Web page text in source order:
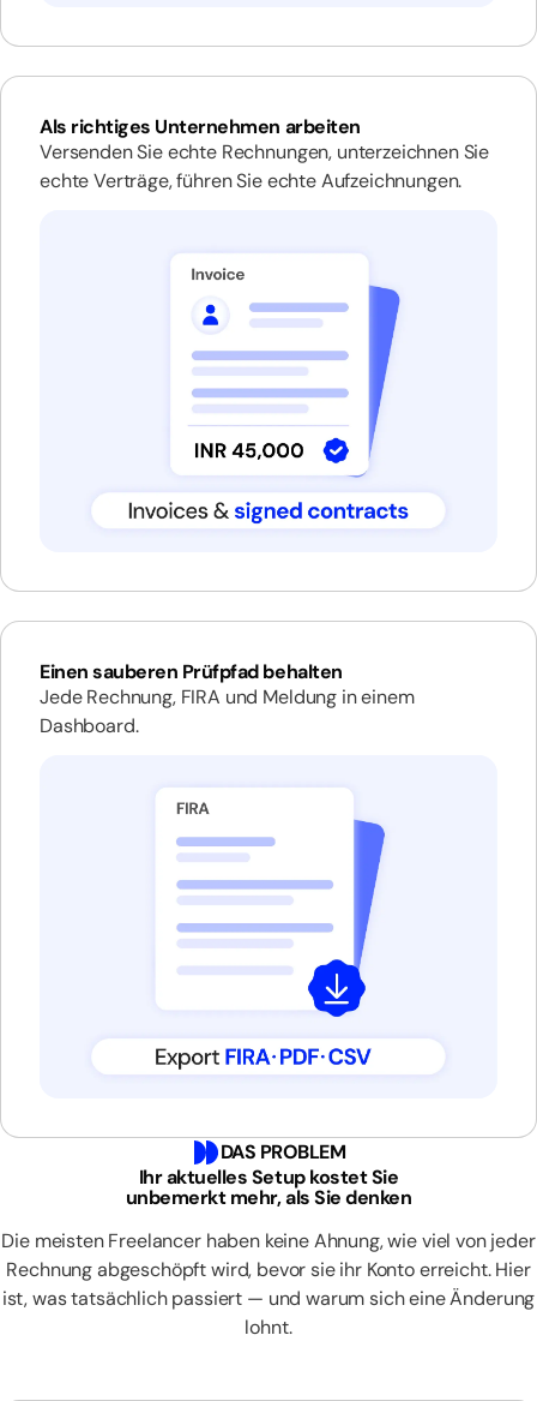
Als richtiges Unternehmen arbeiten
Versenden Sie echte Rechnungen, unterzeichnen Sie
echte Verträge, führen Sie echte Aufzeichnungen.
Einen sauberen Prüfpfad behalten
Jede Rechnung, FIRA und Meldung in einem
Dashboard.
DAS PROBLEM
Ihr aktuelles Setup kostet Sie
unbemerkt mehr, als Sie denken
Die meisten Freelancer haben keine Ahnung, wie viel von jeder
Rechnung abgeschöpft wird, bevor sie ihr Konto erreicht. Hier
ist, was tatsächlich passiert — und warum sich eine Änderung
lohnt.